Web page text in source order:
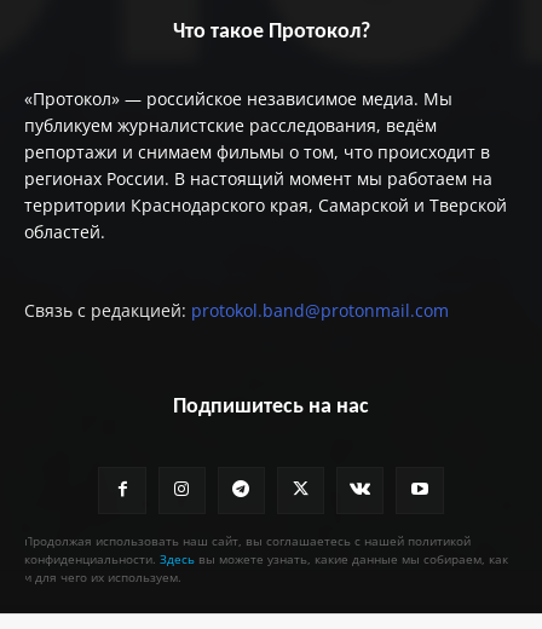
Что такое Протокол?
«Протокол» — российское независимое медиа. Мы
публикуем журналистские расследования, ведём
репортажи и снимаем фильмы о том, что происходит в
регионах России. В настоящий момент мы работаем на
территории Краснодарского края, Самарской и Тверской
областей.
Связь с редакцией: protokol.band@protonmail.com
Подпишитесь на нас
Продолжая использовать наш сайт, вы соглашаетесь с нашей политикой
конфиденциальности. Здесь вы можете узнать, какие данные мы собираем, как
и для чего их используем.